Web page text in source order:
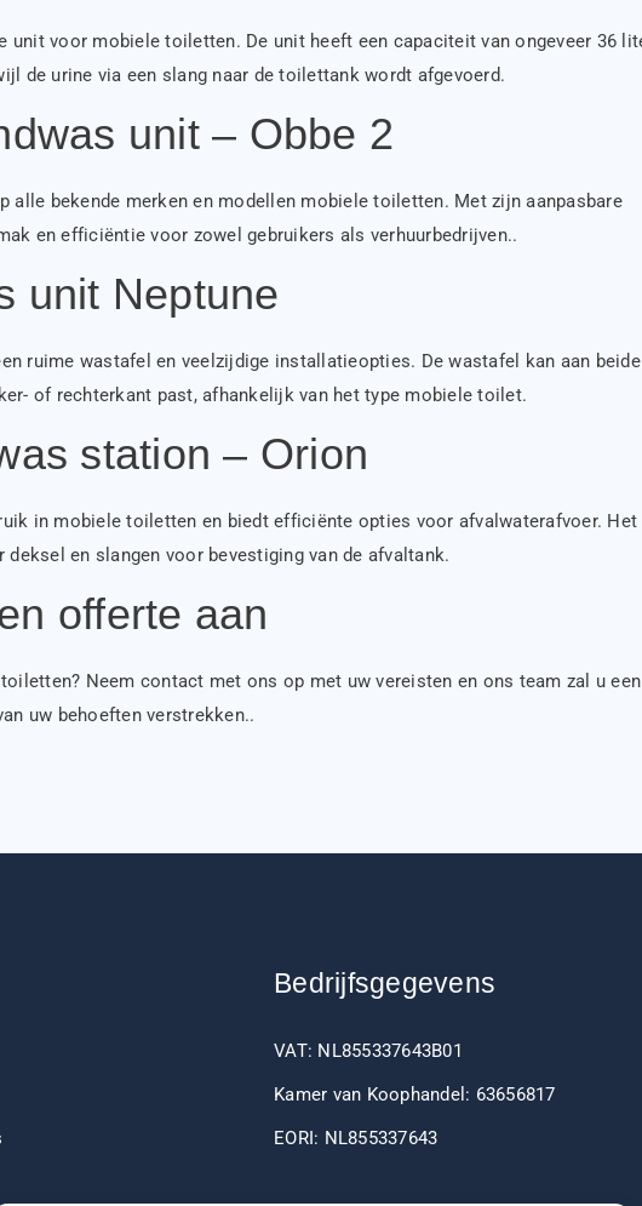
voor mobiele toiletten. De unit heeft een capaciteit van ongeveer 36
de urine via een slang naar de toilettank wordt afgevoerd.
unit – Obbe 2
alle bekende merken en modellen mobiele toiletten. Met zijn aanpasbare
en efficiëntie voor zowel gebruikers als verhuurbedrijven..
unit Neptune
ruime wastafel en veelzijdige installatieopties. De wastafel kan aan beide
of rechterkant past, afhankelijk van het type mobiele toilet.
station – Orion
in mobiele toiletten en biedt efficiënte opties voor afvalwaterafvoer.
en slangen voor bevestiging van de afvaltank.
offerte aan
Neem contact met ons op met uw vereisten en ons team zal u een
uw behoeften verstrekken..
Bedrijfsgegevens
VAT: NL855337643B01
Kamer van Koophandel: 63656817
EORI: NL855337643